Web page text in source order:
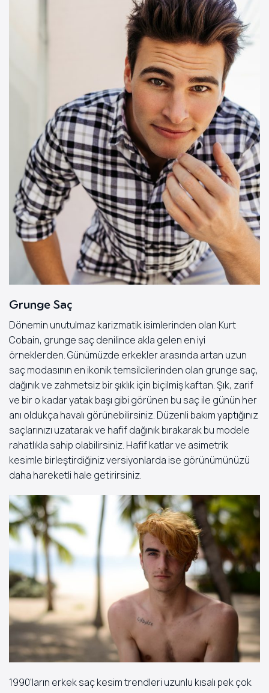
Grunge Saç
Dönemin unutulmaz karizmatik isimlerinden olan Kurt
Cobain, grunge saç denilince akla gelen en iyi
örneklerden. Günümüzde erkekler arasında artan uzun
saç modasının en ikonik temsilcilerinden olan grunge saç,
dağınık ve zahmetsiz bir şıklık için biçilmiş kaftan. Şık, zarif
ve bir o kadar yatak başı gibi görünen bu saç ile günün her
anı oldukça havalı görünebilirsiniz. Düzenli bakım yaptığınız
saçlarınızı uzatarak ve hafif dağınık bırakarak bu modele
rahatlıkla sahip olabilirsiniz. Hafif katlar ve asimetrik
kesimle birleştirdiğiniz versiyonlarda ise görünümünüzü
daha hareketli hale getirirsiniz.
1990’ların erkek saç kesim trendleri uzunlu kısalı pek çok